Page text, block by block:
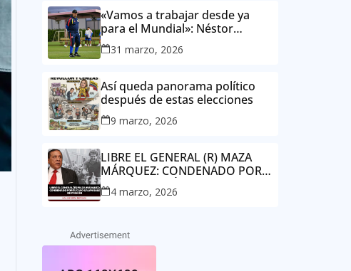
«Vamos a trabajar desde ya
para el Mundial»: Néstor
Lorenzo, director técnico de la
Selección Colombia Masculina
31 marzo, 2026
Así queda panorama político
después de estas elecciones
9 marzo, 2026
LIBRE EL GENERAL (R) MAZA
MÁRQUEZ: CONDENADO POR
EL CASO GALÁN SALE DE
PRISIÓN
4 marzo, 2026